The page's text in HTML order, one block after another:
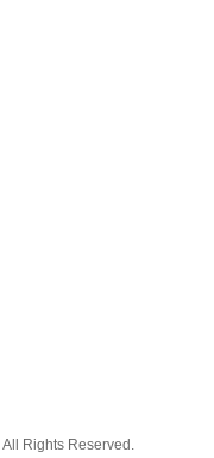
All Rights Reserved.